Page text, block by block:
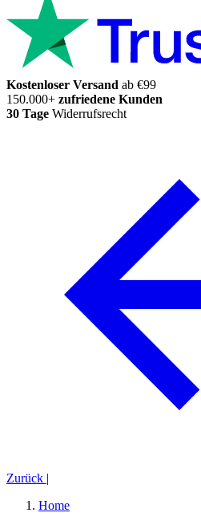
Kostenloser Versand ab €99
150.000+ zufriedene Kunden
30 Tage Widerrufsrecht
Zurück |
Home